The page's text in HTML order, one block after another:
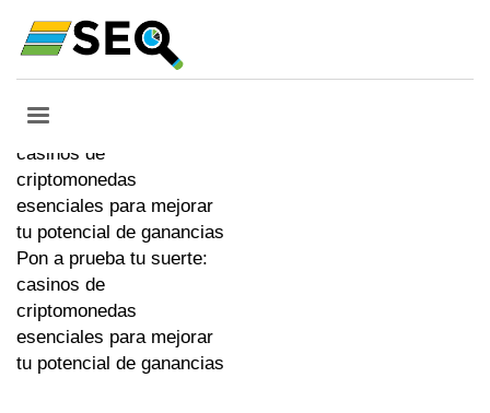
Etiket:crypto casinos
Pon a prueba tu suerte:
casinos de
criptomonedas
esenciales para mejorar
tu potencial de ganancias